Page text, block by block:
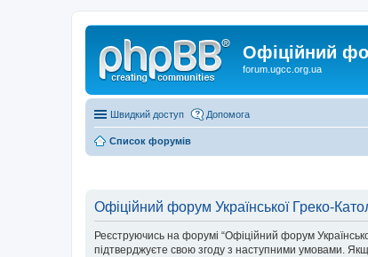
Офіційний
forum.ugcc.org.ua
Швидкий доступ Допомога
Список форумів
Офіційний форум Української Греко-
Реєструючись на форумі “Офіційний форум
підтверджуєте свою згоду з наступними умовами.